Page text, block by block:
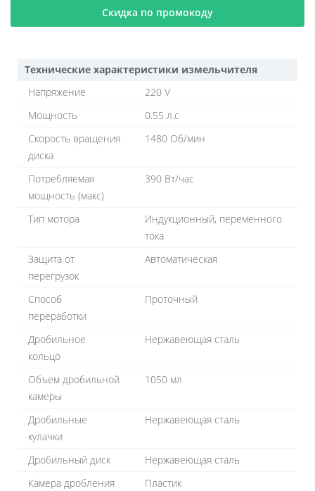
Скидка по промокоду
Технические характеристики измельчителя
Напряжение
220 V
Мощность
0.55 л.с
Скорость вращения
диска
1480 Об/мин
Потребляемая
мощность (макс)
390 Вт/час
Тип мотора
Индукционный, переменного
тока
Защита от
перегрузок
Автоматическая
Способ
переработки
Проточный
Дробильное
кольцо
Нержавеющая сталь
Объем дробильной
камеры
1050 мл
Дробильные
кулачки
Нержавеющая сталь
Дробильный диск
Нержавеющая сталь
Камера дробления
Пластик